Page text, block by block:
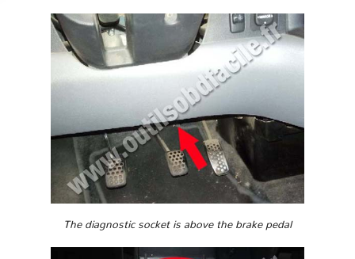
The diagnostic socket is above the brake pedal